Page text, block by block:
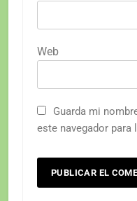
Web
Guarda mi
este navegador para